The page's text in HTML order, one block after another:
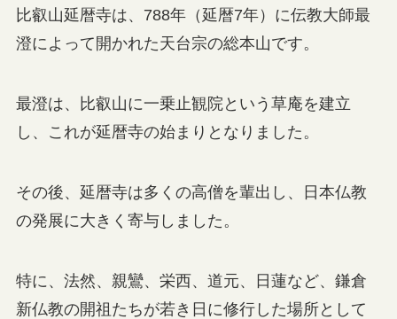
比叡山延暦寺は、788年（延暦7年）に伝教大師最
澄によって開かれた天台宗の総本山です。
最澄は、比叡山に一乗止観院という草庵を建立
し、これが延暦寺の始まりとなりました。
その後、延暦寺は多くの高僧を輩出し、日本仏教
の発展に大きく寄与しました。
特に、法然、親鸞、栄西、道元、日蓮など、鎌倉
新仏教の開祖たちが若き日に修行した場所として